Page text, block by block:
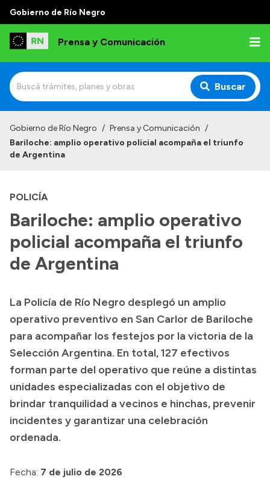
Gobierno de Río Negro
Prensa y Comunicación
Buscar
Institucional
Referentes de prensa
Archivo de noticias
Transparencia
Boletín Oficial
Compras y licitaciones
Consulta de expedientes
Consulta de pago a proveedores
Convocatorias
Intranet
Gobierno de Río Negro / Prensa y Comunicación /
Bariloche: amplio operativo policial acompaña el triunfo
de Argentina
POLICÍA
Bariloche: amplio operativo
policial acompaña el triunfo
de Argentina
La Policía de Río Negro desplegó un amplio
operativo preventivo en San Carlor de Bariloche
para acompañar los festejos por la victoria de la
Selección Argentina. En total, 127 efectivos
forman parte del operativo que reúne a distintas
unidades especializadas con el objetivo de
brindar tranquilidad a vecinos e hinchas, prevenir
incidentes y garantizar una celebración
ordenada.
Fecha: 7 de julio de 2026